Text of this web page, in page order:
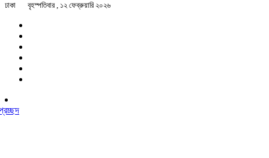
ঢাকা বৃহস্পতিবার , ১২ ফেব্রুয়ারি ২০২৬